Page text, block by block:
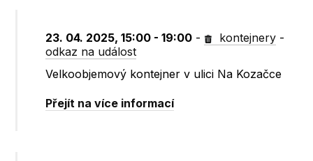
23. 04. 2025, 15:00 - 19:00 - kontejnery -
odkaz na událost
Velkoobjemový kontejner v ulici Na Kozačce
Přejít na více informací